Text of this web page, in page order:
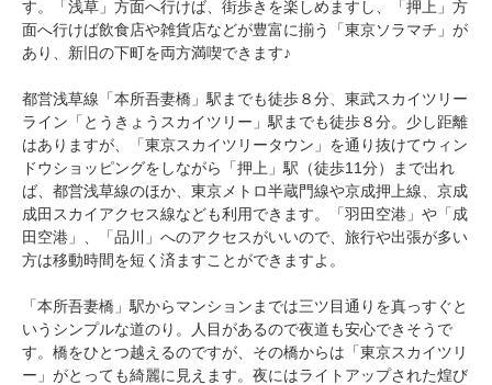
す。「浅草」方面へ行けば、街歩きを楽しめますし、「押上」方
面へ行けば飲食店や雑貨店などが豊富に揃う「東京ソラマチ」が
あり、新旧の下町を両方満喫できます♪
都営浅草線「本所吾妻橋」駅までも徒歩８分、東武スカイツリー
ライン「とうきょうスカイツリー」駅までも徒歩８分。少し距離
はありますが、「東京スカイツリータウン」を通り抜けてウィン
ドウショッピングをしながら「押上」駅（徒歩11分）まで出れ
ば、都営浅草線のほか、東京メトロ半蔵門線や京成押上線、京成
成田スカイアクセス線なども利用できます。「羽田空港」や「成
田空港」、「品川」へのアクセスがいいので、旅行や出張が多い
方は移動時間を短く済ますことができますよ。
「本所吾妻橋」駅からマンションまでは三ツ目通りを真っすぐと
いうシンプルな道のり。人目があるので夜道も安心できそうで
す。橋をひとつ越えるのですが、その橋からは「東京スカイツリ
ー」がとっても綺麗に見えます。夜にはライトアップされた煌び